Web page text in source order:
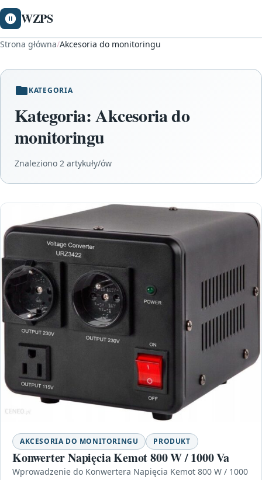
WZPS
Strona główna/Akcesoria do monitoringu
KATEGORIA
Kategoria:Akcesoria do
monitoringu
Znaleziono 2 artykuły/ów
AKCESORIA DO MONITORINGU PRODUKT
Konwerter Napięcia Kemot 800 W / 1000 Va
Wprowadzenie do Konwertera Napięcia Kemot 800 W / 1000